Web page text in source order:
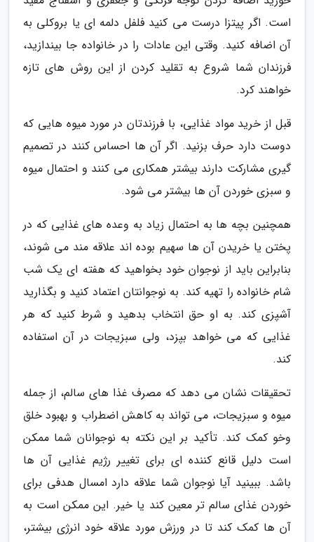
است. اگر پیتزا درست می کنید فلفل دلمه ای یا بروکلی به
آن اضافه کنید. وقتی این عادات را در خانواده جا بیندازید،
فرزندان شما شروع به تقلید کردن از این روش های تازه
خواهند کرد.
قبل از خرید مواد غذایی، با فرزندتان در مورد میوه هایی که
دوست دارد حرف بزنید. اگر آن ها احساس کنند در تصمیم
گیری مشارکت دارند بیشتر همکاری می کنند و احتمال میوه
و سبزی خوردن آن ها بیشتر می شود.
همچنین بچه ها به احتمال زیاد به وعده های غذایی که در
پختن یا خریدن آن ها سهیم بوده اند علاقه مند می شوند،
بنابراین باید از نوجوان خود بخواهید که هفته ای یک شب
شام خانواده را تهیه کند. به نوجوانتان اعتماد کنید و بگذارید
آشپزی کند. به او حق انتخاب بدهید و شرط کنید که هر
غذایی که می خواهد بپزد، ولی سبزیجات در آن استفاده
کند.
تحقیقات نشان می دهد که مصرف غذا های سالم، از جمله
میوه و سبزیجات، می تواند به کاهش اضطراب و بهبود خلق
وخو کمک کند. تأکید بر این نکته به نوجوانان شما ممکن
است دلیل قانع کننده ای برای تغییر رژیم غذایی آن ها
باشد. ببینید آیا نوجوان شما علاقه دارد امسال هدفی برای
خوردن غذای سالم تر معین کند یا خیر. این ممکن است به
آن ها کمک کند تا در ورزش مورد علاقه خود انرژی بیشتر،